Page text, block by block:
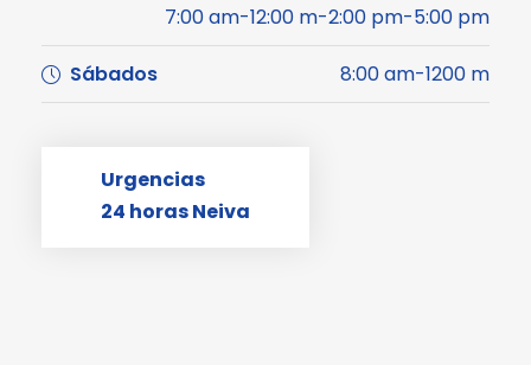
7:00 am-12:00 m-2:00 pm-5:00 pm
Sábados 8:00 am-1200 m
Urgencias
24 horas Neiva